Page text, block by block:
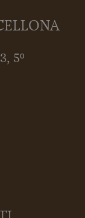
5º